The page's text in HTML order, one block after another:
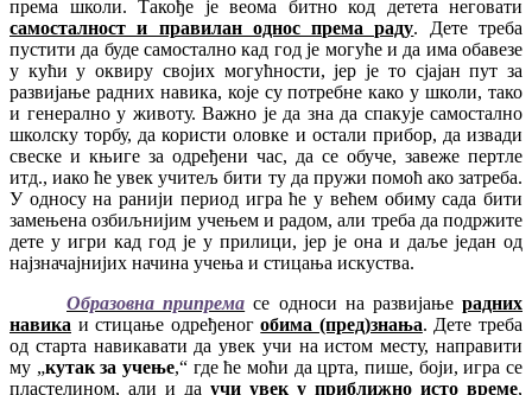
према школи. Такође је веома битно код детета неговати
самосталност и правилан однос према раду. Дете треба
пустити да буде самостално кад год је могуће и да има обавезе
у кући у оквиру својих могућности, јер је то сјајан пут за
развијање радних навика, које су потребне како у школи, тако
и генерално у животу. Важно је да зна да спакује самостално
школску торбу, да користи оловке и остали прибор, да извади
свеске и књиге за одређени час, да се обуче, завеже пертле
итд., иако ће увек учитељ бити ту да пружи помоћ ако затреба.
У односу на ранији период игра ће у већем обиму сада бити
замењена озбиљнијим учењем и радом, али треба да подржите
дете у игри кад год је у прилици, јер је она и даље један од
најзначајнијих начина учења и стицања искуства.
Образовна припрема се односи на развијањерадних
навика и стицање одређеногобима (пред)знања. Дете треба
од старта навикавати да увек учи на истом месту, направити
му „кутак за учење,“ где ће моћи да црта, пише, боји,игра се
пластелином, али и да учи увек у приближно исто време,